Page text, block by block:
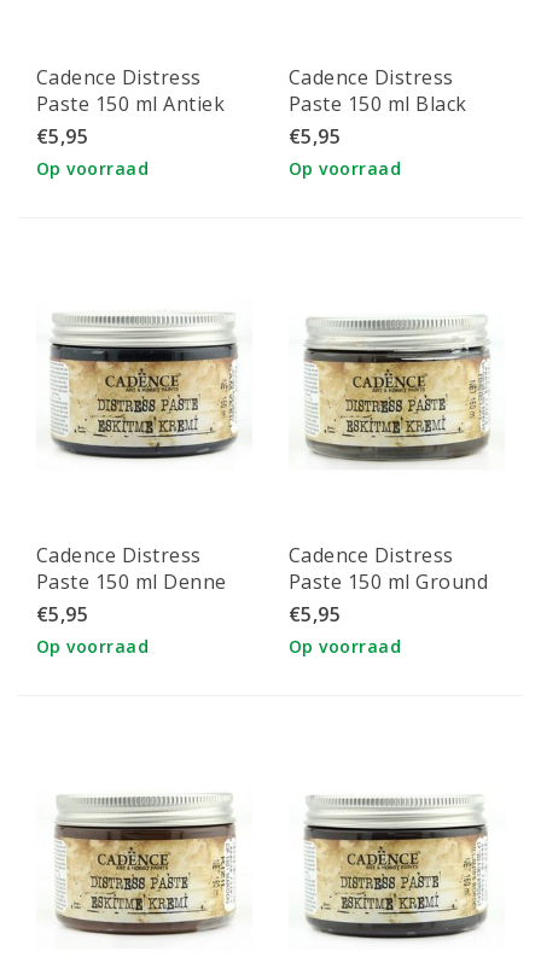
Cadence Distress
Paste 150 ml Antiek
Kastanje Bruin
€5,95
Op voorraad
Cadence Distress
Paste 150 ml Black
Soot
€5,95
Op voorraad
Cadence Distress
Paste 150 ml Denne
Groen
€5,95
Op voorraad
Cadence Distress
Paste 150 ml Ground
espresso
€5,95
Op voorraad